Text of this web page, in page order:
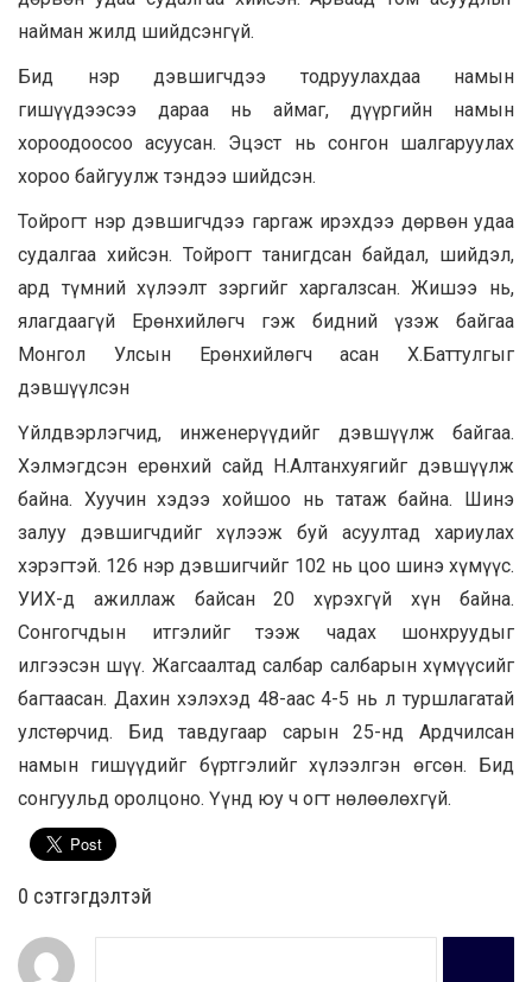
найман жилд шийдсэнгүй.
Бид нэр дэвшигчдээ тодруулахдаа намын
гишүүдээсээ дараа нь аймаг, дүүргийн намын
хороодоосоо асуусан. Эцэст нь сонгон шалгаруулах
хороо байгуулж тэндээ шийдсэн.
Тойрогт нэр дэвшигчдээ гаргаж ирэхдээ дөрвөн удаа
судалгаа хийсэн. Тойрогт танигдсан байдал, шийдэл,
ард түмний хүлээлт зэргийг харгалзсан. Жишээ нь,
ялагдаагүй Ерөнхийлөгч гэж бидний үзэж байгаа
Монгол Улсын Ерөнхийлөгч асан Х.Баттулгыг
дэвшүүлсэн
Үйлдвэрлэгчид, инженерүүдийг дэвшүүлж байгаа.
Хэлмэгдсэн ерөнхий сайд Н.Алтанхуягийг дэвшүүлж
байна. Хуучин хэдээ хойшоо нь татаж байна. Шинэ
залуу дэвшигчдийг хүлээж буй асуултад хариулах
хэрэгтэй. 126 нэр дэвшигчийг 102 нь цоо шинэ хүмүүс.
УИХ-д ажиллаж байсан 20 хүрэхгүй хүн байна.
Сонгогчдын итгэлийг тээж чадах шонхруудыг
илгээсэн шүү. Жагсаалтад салбар салбарын хүмүүсийг
багтаасан. Дахин хэлэхэд 48-аас 4-5 нь л туршлагатай
улстөрчид. Бид тавдугаар сарын 25-нд Ардчилсан
намын гишүүдийг бүртгэлийг хүлээлгэн өгсөн. Бид
сонгуульд оролцоно. Үүнд юу ч огт нөлөөлөхгүй.
0 cэтгэгдэлтэй